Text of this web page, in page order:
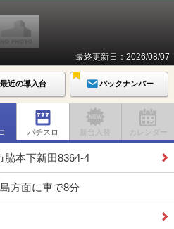
最終更新日：2026/08/07
最近の導入台 バックナンバー
パチスロ 新台入替 カレンダー
脇本下新田8364-4
方面に車で8分